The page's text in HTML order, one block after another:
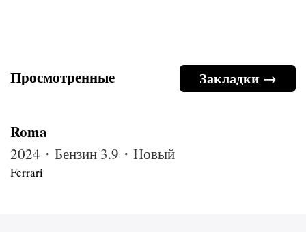
Закладки →
Просмотренные
Roma
2024・Бензин 3.9・Новый
Ferrari